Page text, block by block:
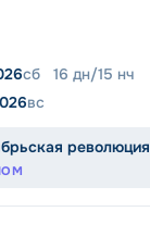
сб 16 дн/15 нч
вс
революция